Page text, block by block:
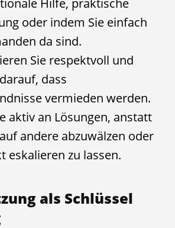
Hilfe, praktische
oder indem Sie einfach
da sind.
Sie respektvoll und
dass
vermieden werden.
aktiv an Lösungen, anstatt
andere abzuwälzen oder
eskalieren zu lassen.
als Schlüssel